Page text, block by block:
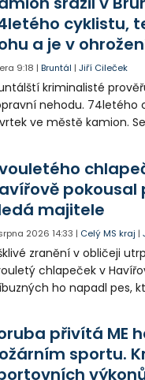
cyklistu,
a je v
9:18 |Bruntál |Jiří Cileček
kriminalisté
nehodu. 74letého
ve městě kamion.
případné svědky.
pokousal
majitele
2026 14:33 | Celý MS kraj |
zranění v obličeji
chlapeček v
ho napadl pes,
Případem už se
psa hledá.
přivítá ME
sportu.